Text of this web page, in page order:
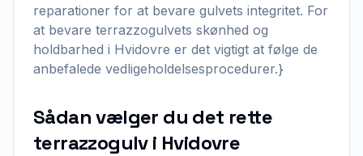
reparationer for at bevare gulvets integritet. For
at bevare terrazzogulvets skønhed og
holdbarhed i Hvidovre er det vigtigt at følge de
anbefalede vedligeholdelsesprocedurer.}
Sådan vælger du det rette
terrazzogulv i Hvidovre